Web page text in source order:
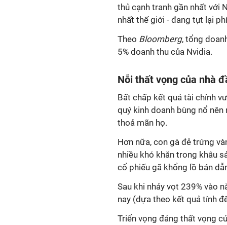
thủ cạnh tranh gần nhất với
nhất thế giới - đang tụt lại
Theo Bloomberg, tổng
5% doanh thu của Nvidia.
Nỗi thất vọng của nhà
Bất chấp kết quả tài chính
quý kinh doanh bùng nổ
thoả mãn họ.
Hơn nữa, con gà đẻ trứng
nhiều khó khăn trong khâu
cổ phiếu gã khổng lồ bán
Sau khi nhảy vọt 239% vào
nay (dựa theo kết quả tính
Triển vọng đáng thất vọng